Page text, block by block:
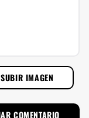
SUBIR IMAGEN